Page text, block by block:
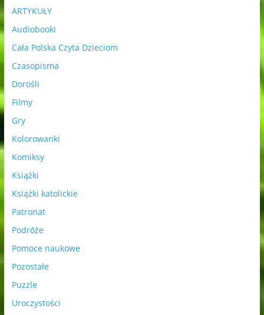
ARTYKUŁY
Audiobooki
Cała Polska Czyta Dzieciom
Czasopisma
Dorośli
Filmy
Gry
Kolorowanki
Komiksy
Książki
Książki katolickie
Patronat
Podróże
Pomoce naukowe
Pozostałe
Puzzle
Uroczystości